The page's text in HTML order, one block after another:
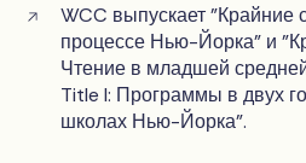
WCC выпускает "Крайние
процессе Нью-Йорка" и
Чтение в младшей
Title I: Программы в двух
школах Нью-Йорка".